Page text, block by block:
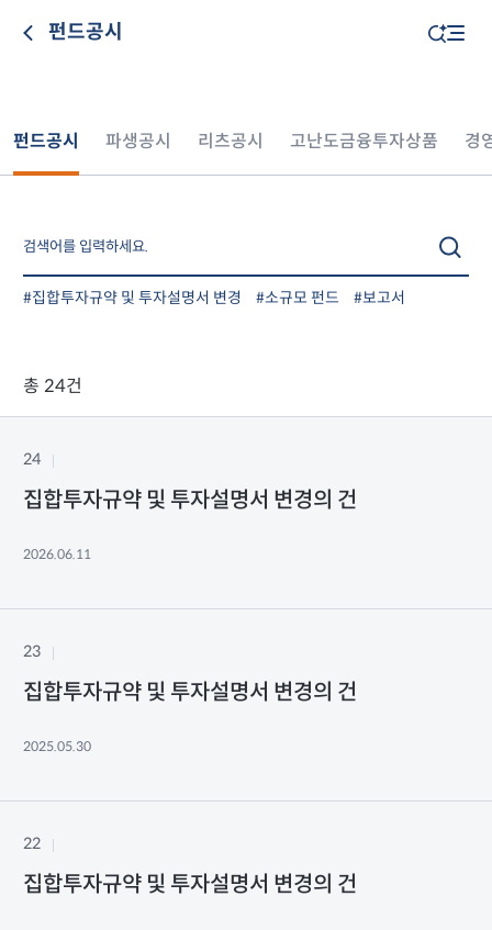
펀드공시
펀드공시 파생공시 리츠공시 고난도금융투자상품 경
#집합투자규약 및 투자설명서 변경 #소규모 펀드 #보고서
총 24건
24
집합투자규약 및 투자설명서 변경의 건
2026.06.11
23
집합투자규약 및 투자설명서 변경의 건
2025.05.30
22
집합투자규약 및 투자설명서 변경의 건